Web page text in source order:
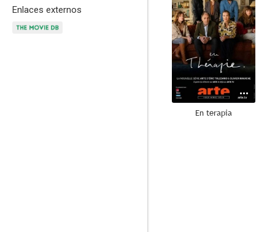
Enlaces externos
En terapia